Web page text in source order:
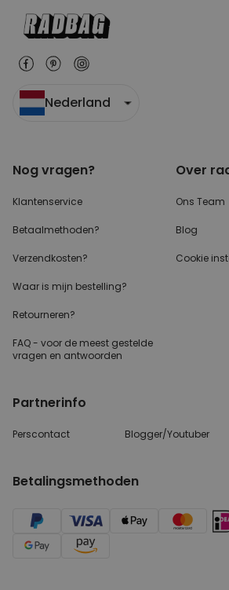
Nederland
Nog vragen?
Klantenservice
Betaalmethoden?
Verzendkosten?
Waar is mijn bestelling?
Retourneren?
FAQ - voor de meest gestelde
vragen en antwoorden
Over
Ons Team
Blog
Cookie
Partnerinfo
Perscontact Blogger/Youtuber
Betalingsmethoden